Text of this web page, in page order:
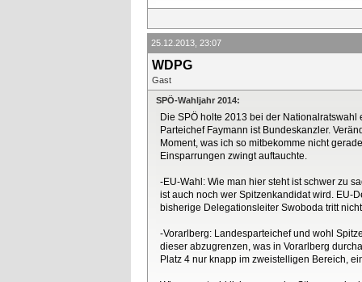
25.12.2013, 23:07
WDPG
Gast
SPÖ-Wahljahr 2014:
Die SPÖ holte 2013 bei der
Parteichef Faymann ist Bundeskanzler.
Moment, was ich so mitbekomme nicht
Einsparrungen zwingt auftauchte.
-EU-Wahl: Wie man hier steht ist schwer zu
ist auch noch wer Spitzenkandidat wird. EU-
bisherige Delegationsleiter Swoboda tritt nicht
-Vorarlberg: Landesparteichef und wohl
dieser abzugrenzen, was in Vorarlberg
Platz 4 nur knapp im zweistelligen Bereich,